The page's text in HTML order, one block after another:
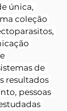
única,
coleção
de
resultados
pessoas